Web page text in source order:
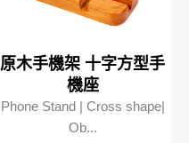
原木手機架 十字方型手
機座
Phone Stand | Cross shape|
Ob...